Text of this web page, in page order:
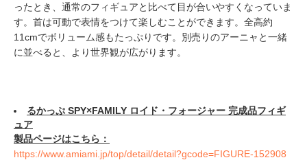
ったとき、通常のフィギュアと比べて目が合いやすくなっていま
す。首は可動で表情をつけて楽しむことができます。全高約
11cmでボリューム感もたっぷりです。別売りのアーニャと一緒
に並べると、より世界観が広がります。
るかっぷ SPY×FAMILY ロイド・フォージャー 完成品フィギ
ュア
製品ページはこちら：
https://www.amiami.jp/top/detail/detail?gcode=FIGURE-152908